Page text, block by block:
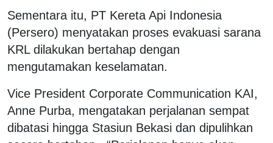
Sementara itu, PT Kereta Api Indonesia
(Persero) menyatakan proses evakuasi sarana
KRL dilakukan bertahap dengan
mengutamakan keselamatan.
Vice President Corporate Communication KAI,
Anne Purba, mengatakan perjalanan sempat
dibatasi hingga Stasiun Bekasi dan dipulihkan